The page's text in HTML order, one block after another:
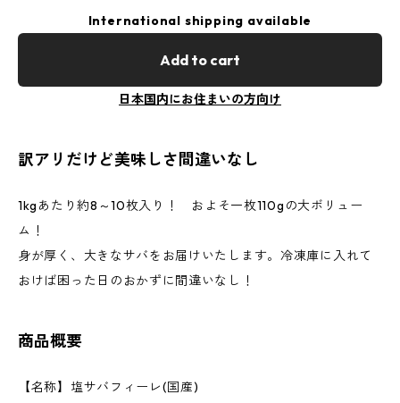
International shipping available
Add to cart
日本国内にお住まいの方向け
訳アリだけど美味しさ間違いなし
1kgあたり約8～10枚入り！ およそ一枚110gの大ボリュー
ム！
身が厚く、大きなサバをお届けいたします。冷凍庫に入れて
おけば困った日のおかずに間違いなし！
商品概要
【名称】塩サバフィーレ(国産)